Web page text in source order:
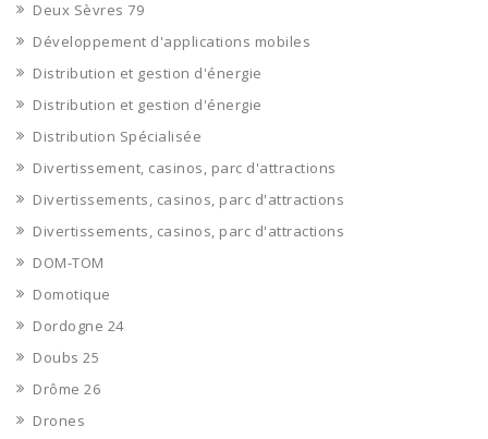
Deux Sèvres 79
Développement d'applications mobiles
Distribution et gestion d'énergie
Distribution et gestion d'énergie
Distribution Spécialisée
Divertissement, casinos, parc d'attractions
Divertissements, casinos, parc d'attractions
Divertissements, casinos, parc d'attractions
DOM-TOM
Domotique
Dordogne 24
Doubs 25
Drôme 26
Drones